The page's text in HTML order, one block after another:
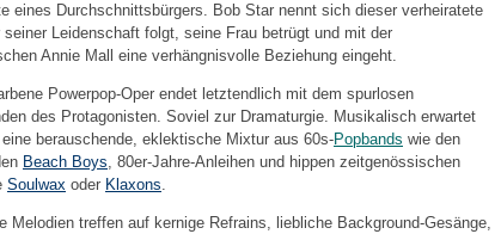
eines Durchschnittsbürgers. Bob Star nennt sich dieser verheiratete
seiner Leidenschaft folgt, seine Frau betrügt und mit der
Annie Mall eine verhängnisvolle Beziehung eingeht.
Powerpop-Oper endet letztendlich mit dem spurlosen
des Protagonisten. Soviel zur Dramaturgie. Musikalisch erwartet
eine berauschende, eklektische Mixtur aus 60s-Popbands wie den
Beach Boys , 80er-Jahre-Anleihen und hippen zeitgenössischen
Soulwax oder Klaxons
Melodien treffen auf kernige Refrains, liebliche Background-Gesänge,